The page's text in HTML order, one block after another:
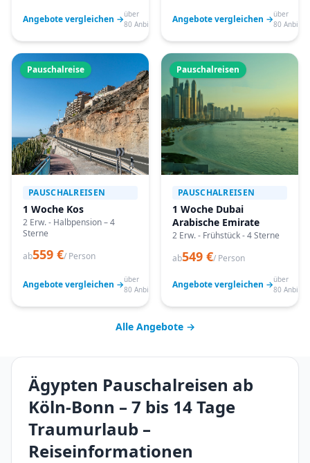
Angebote vergleichen →über
80 Anbieter
Angebote vergleichen →über
80
Pauschalreise
PAUSCHALREISEN
1 Woche Kos
2 Erw. - Halbpension – 4
Sterne
ab559 €/ Person
Angebote vergleichen →über
80 Anbieter
Pauschalreisen
PAUSCHALREISEN
1 Woche Dubai
Arabische Emirate
2 Erw. - Frühstück - 4 Sterne
ab549 €/ Person
Angebote vergleichen →über
80
Alle Angebote →
Ägypten Pauschalreisen ab
Köln-Bonn – 7 bis 14 Tage
Traumurlaub –
Reiseinformationen